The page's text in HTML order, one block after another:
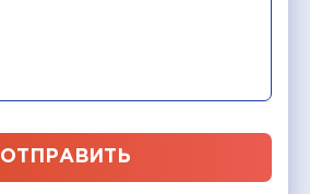
ОТПРАВИТЬ